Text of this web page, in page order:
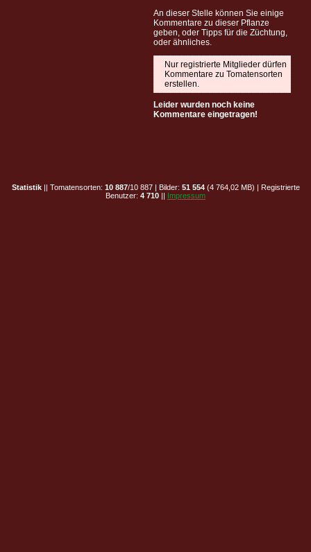
An dieser Stelle können Sie einige
Kommentare zu dieser Pflanze
geben, oder Tipps für die Züchtung,
oder ähnliches.
Nur registrierte Mitglieder dürfen
Kommentare zu Tomatensorten
erstellen.
Leider wurden noch keine
Kommentare eingetragen!
Statistik|| Tomatensorten: 10 887/10 887 | Bilder: 51 554(4 764,02 MB) | Registrierte
Benutzer: 4 710 || Impressum